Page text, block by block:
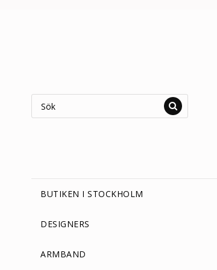
BUTIKEN I STOCKHOLM
DESIGNERS
ARMBAND